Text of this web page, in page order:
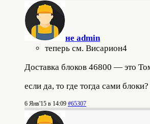
не admin
теперь см. Висариoн4
Доставка блоков 46800 — это
если да, то где тогда сами
6 Янв'15 в 14:09 #65307